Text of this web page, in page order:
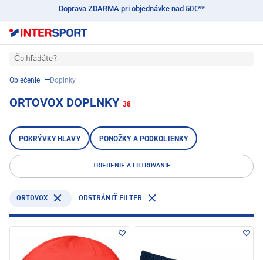
Doprava ZDARMA pri objednávke nad 50€**
Čo hľadáte?
Oblečenie Doplnky
ORTOVOX DOPLNKY 38
POKRÝVKY HLAVY PONOŽKY A PODKOLIENKY
TRIEDENIE A FILTROVANIE
ORTOVOX ODSTRÁNIŤ FILTER